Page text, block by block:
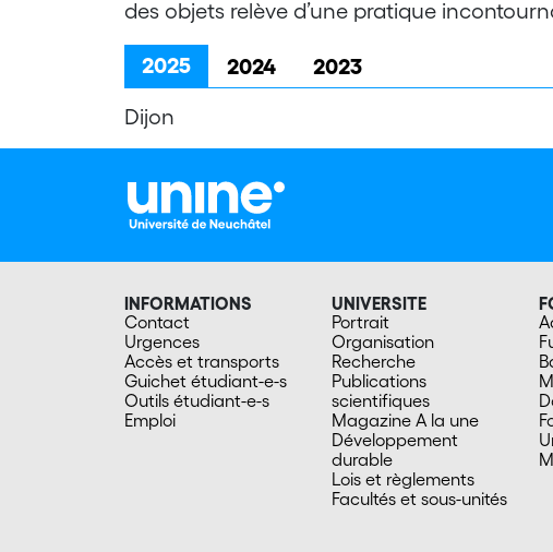
des objets relève d’une pratique
2025 2024 2023
Dijon
INFORMATIONS
Contact
Urgences
Accès et transports
Guichet étudiant-e-s
Outils étudiant-e-s
Emploi
UNIVERSITE
Portrait
Organisation
Recherche
Publications
scientifiques
Magazine A la une
Développement
durable
Lois et règlements
Facultés et sous-unités